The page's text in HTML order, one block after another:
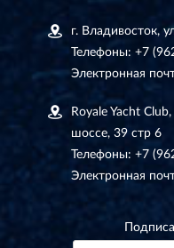
г. Владивосток,
Телефоны: +7
Электронная
Royale Yacht
шоссе, 39 стр 6
Телефоны: +7
Электронная